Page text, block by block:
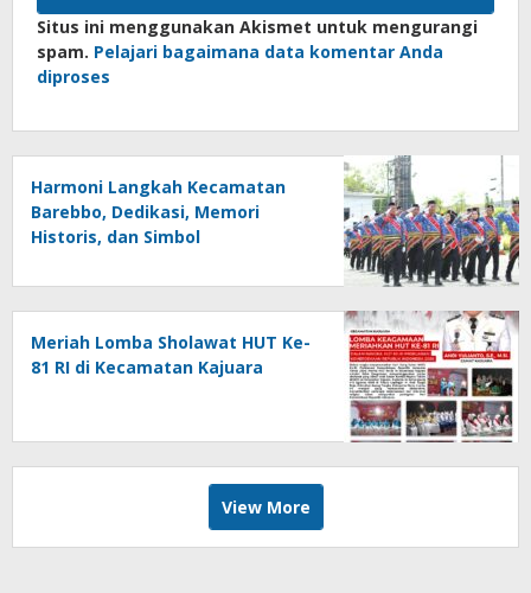
Situs ini menggunakan Akismet untuk mengurangi
spam. Pelajari bagaimana data komentar Anda
diproses
Harmoni Langkah Kecamatan
Barebbo, Dedikasi, Memori
Historis, dan Simbol
Meriah Lomba Sholawat HUT Ke-
81 RI di Kecamatan Kajuara
View More